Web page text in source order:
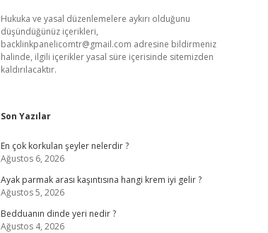
Hukuka ve yasal düzenlemelere aykırı olduğunu
düşündüğünüz içerikleri,
backlinkpanelicomtr@gmail.com adresine bildirmeniz
halinde, ilgili içerikler yasal süre içerisinde sitemizden
kaldırılacaktır.
Son Yazılar
En çok korkulan şeyler nelerdir ?
Ağustos 6, 2026
Ayak parmak arası kaşıntısına hangi krem iyi gelir ?
Ağustos 5, 2026
Bedduanın dinde yeri nedir ?
Ağustos 4, 2026